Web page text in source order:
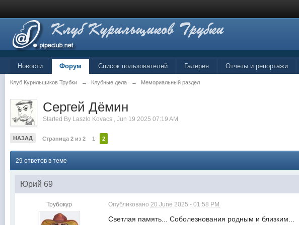
Новости Форум Список пользователей Галерея Отчеты и репортажи
Клуб Курильщиков Трубки → Клубные дела → Мемориальный раздел
Сергей Дёмин
Started By Laszlo Kovacs ,Jun 19 2025 07:19 AM
НАЗАД Страница 2 из 2 1 2
29 ответов в теме
Юрий 69
Трубокур Опубликовано20 June 2025 - 01:58 PM
Светлая память... Соболезнования родным и близким...